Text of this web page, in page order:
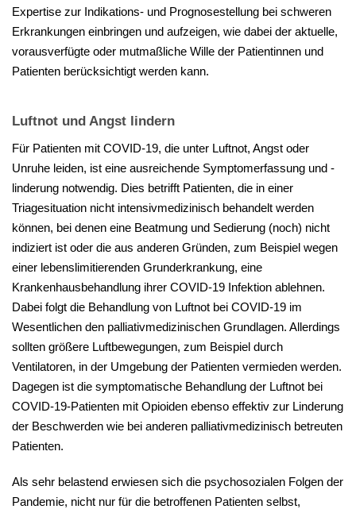
Expertise zur Indikations- und Prognosestellung bei schweren
Erkrankungen einbringen und aufzeigen, wie dabei der aktuelle,
vorausverfügte oder mutmaßliche Wille der Patientinnen und
Patienten berücksichtigt werden kann.
Luftnot und Angst lindern
Für Patienten mit COVID-19, die unter Luftnot, Angst oder
Unruhe leiden, ist eine ausreichende Symptomerfassung und -
linderung notwendig. Dies betrifft Patienten, die in einer
Triagesituation nicht intensivmedizinisch behandelt werden
können, bei denen eine Beatmung und Sedierung (noch) nicht
indiziert ist oder die aus anderen Gründen, zum Beispiel wegen
einer lebenslimitierenden Grunderkrankung, eine
Krankenhausbehandlung ihrer COVID-19 Infektion ablehnen.
Dabei folgt die Behandlung von Luftnot bei COVID-19 im
Wesentlichen den palliativmedizinischen Grundlagen. Allerdings
sollten größere Luftbewegungen, zum Beispiel durch
Ventilatoren, in der Umgebung der Patienten vermieden werden.
Dagegen ist die symptomatische Behandlung der Luftnot bei
COVID-19-Patienten mit Opioiden ebenso effektiv zur Linderung
der Beschwerden wie bei anderen palliativmedizinisch betreuten
Patienten.
Als sehr belastend erwiesen sich die psychosozialen Folgen der
Pandemie, nicht nur für die betroffenen Patienten selbst,